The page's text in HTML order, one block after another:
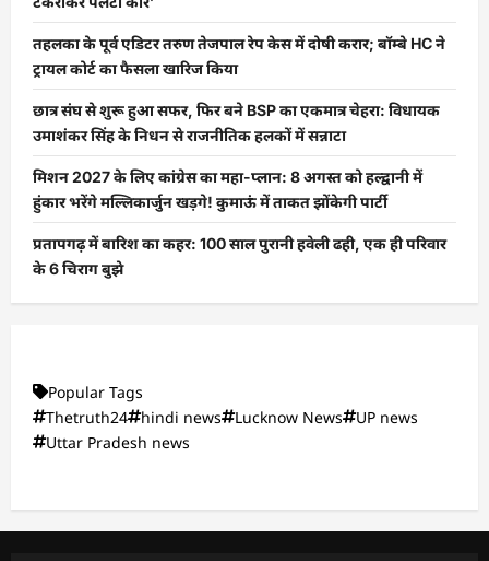
तहलका के पूर्व एडिटर तरुण तेजपाल रेप केस में दोषी करार; बॉम्बे HC ने
ट्रायल कोर्ट का फैसला खारिज किया
छात्र संघ से शुरू हुआ सफर, फिर बने BSP का एकमात्र चेहरा: विधायक
उमाशंकर सिंह के निधन से राजनीतिक हलकों में सन्नाटा
मिशन 2027 के लिए कांग्रेस का महा-प्लान: 8 अगस्त को हल्द्वानी में
हुंकार भरेंगे मल्लिकार्जुन खड़गे! कुमाऊं में ताकत झोंकेगी पार्टी
प्रतापगढ़ में बारिश का कहर: 100 साल पुरानी हवेली ढही, एक ही परिवार
के 6 चिराग बुझे
Popular Tags
Thetruth24
hindi news Lucknow News
UP news
Uttar Pradesh news